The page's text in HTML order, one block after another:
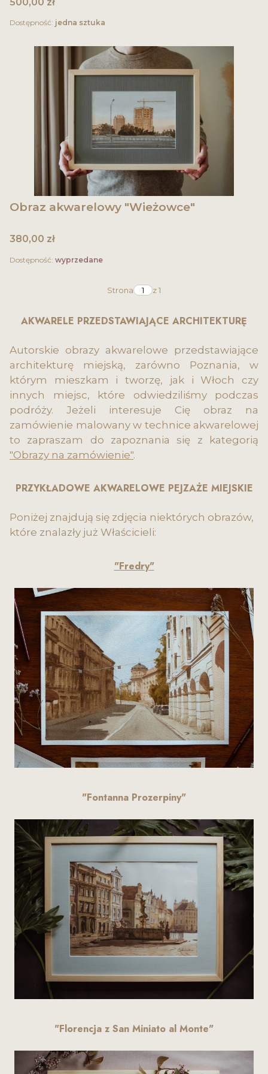
Dostępność: jedna sztuka
Obraz akwarelowy "Wieżowce"
Cena
380,00 zł
Dostępność: wyprzedane
Strona z 1
AKWARELE PRZEDSTAWIAJĄCE ARCHITEKTURĘ
Autorskie obrazy akwarelowe przedstawiające
architekturę miejską, zarówno Poznania, w
którym mieszkam i tworzę, jak i Włoch czy
innych miejsc, które odwiedziliśmy podczas
podróży. Jeżeli interesuje Cię obraz na
zamówienie malowany w technice akwarelowej
to zapraszam do zapoznania się z kategorią
"Obrazy na zamówienie".
PRZYKŁADOWE AKWARELOWE PEJZAŻE MIEJSKIE
Poniżej znajdują się zdjęcia niektórych obrazów,
które znalazły już Właścicieli:
"Fredry"
"Fontanna Prozerpiny"
"Florencja z San Miniato al Monte"